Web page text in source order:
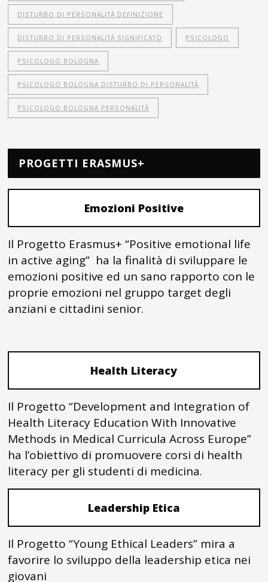
DISTURBO DI PERSONALITÀ DEFINIZIONE
DISTURBO DI PERSONALITÀ SIGNIFICATO PSICOLOGO
PSICOLOGO BOLOGNA
PSICOLOGO BOLOGNA DISTURBO DI PERSONALITÀ
PSICOLOGO BOLOGNA PERSONALITÀ
PROGETTI ERASMUS+
Emozioni Positive
Il Progetto Erasmus+ “Positive emotional life
in active aging” ha la finalità di sviluppare le
emozioni positive ed un sano rapporto con le
proprie emozioni nel gruppo target degli
anziani e cittadini senior.
Health Literacy
Il Progetto “Development and Integration of
Health Literacy Education With Innovative
Methods in Medical Curricula Across Europe”
ha l’obiettivo di promuovere corsi di health
literacy per gli studenti di medicina.
Leadership Etica
Il Progetto “Young Ethical Leaders” mira a
favorire lo sviluppo della leadership etica nei
giovani